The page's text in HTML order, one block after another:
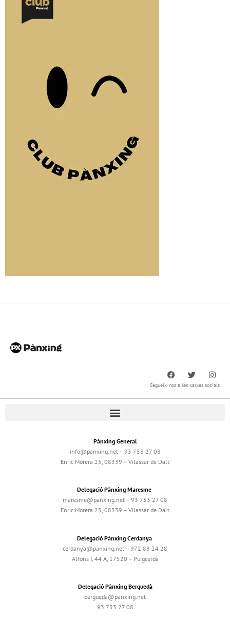
Segueix-nos a les xarxes socials
Pànxing General
info@panxing.net – 93 753 27 08
Enric Morera 25, 08339 – Vilassar de Dalt
Delegació Pànxing Maresme
maresme@panxing.net – 93 753 27 08
Enric Morera 25, 08339 – Vilassar de Dalt
Delegació Pànxing Cerdanya
cerdanya@panxing.net – 972 88 24 28
Alfons I, 44 A, 17520 – Puigcerdà
Delegació Pànxing Berguedà
bergueda@panxing.net
93 753 27 08